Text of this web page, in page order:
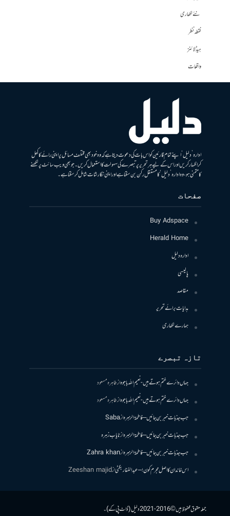
نئے لکھاری
نقطہ نظر
ہیڈلائنز
واقعات
ادارہ ’دلیل‘ اپنے تمام قارئین کو اس بات کی دعوت دیتا ہے کہ وہ خود بھی مختلف مسائل پر اپنی رائے کا کھل
کر اظہار کریں اور اس کے لیے ہر تحریر پر تبصرے کی سہولت کا استعمال کریں۔ جو بھی ویب سائٹ پر لکھنے
کا متمنی ہو، وہ ادارہ ’دلیل‘ کا مستقل رکن بن سکتا ہے اور اپنی نگارشات شامل کرسکتا ہے۔
صفحات
Buy Adspace
Herald Home
ادارہ دلیل
پالیسی
مقاصد
ہدایات برائے تحریر
ہمارے لکھاری
تازہ تبصرے
جہاں دائرے ختم ہوتے ہیں- نعیم اللہ باجوہازطاہرہ مسعود
جہاں دائرے ختم ہوتے ہیں- نعیم اللہ باجوہازطاہرہ مسعود
جب جذبات خبر بن جائیں – فاطمۃالزہرہازSaba
جب جذبات خبر بن جائیں – فاطمۃالزہرہازنایاب زہرہ
جب جذبات خبر بن جائیں – فاطمۃالزہرہازZahra khan
اس خاندان کا اصل مجرم کون! – عبدالغفار بگٹیازZeeshan majid
جملہ حقوق محفوظ ہیں © 2016-2021 دلیل (ڈاٹ پی کے)۔